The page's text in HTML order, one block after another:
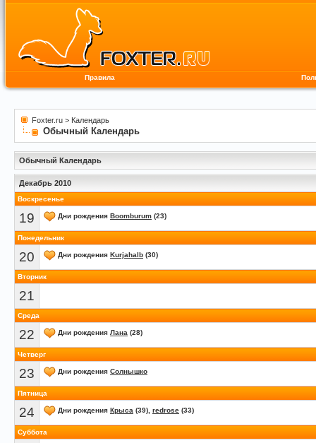
Правила
Foxter.ru > Календарь
Обычный Календарь
Обычный Календарь
Декабрь 2010
Воскресенье
19 Дни рождения Boomburum (23)
Понедельник
20 Дни рождения Kurjahalb (30)
Вторник
21
Среда
22 Дни рождения Лана (28)
Четверг
23 Дни рождения Солнышко
Пятница
24 Дни рождения Крыса (39), redrose (33)
Суббота